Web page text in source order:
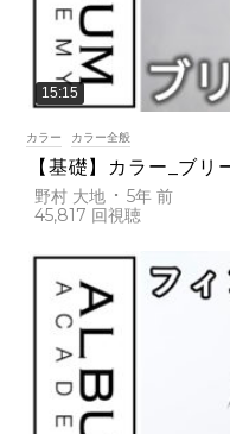
15:15
カラー カラー全般
【基礎】カラー_ブリ
野村 大地
5年 前
45,817